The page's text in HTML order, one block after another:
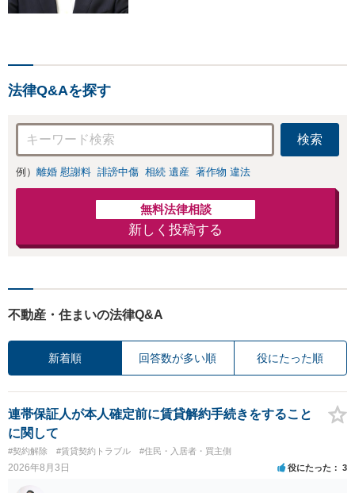
法律Q&Aを探す
検索
例） 離婚 慰謝料 誹謗中傷 相続 遺産 著作物 違法
無料法律相談
新しく投稿する
不動産・住まいの法律Q&A
新着順 回答数が多い順 役にたった順
連帯保証人が本人確定前に賃貸解約手続きをすること
に関して
#契約解除 #賃貸契約トラブル #住民・入居者・買主側
2026年8月3日 役にたった 3